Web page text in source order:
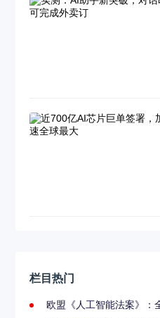
栏目热门
欧盟《人工智能法案》：